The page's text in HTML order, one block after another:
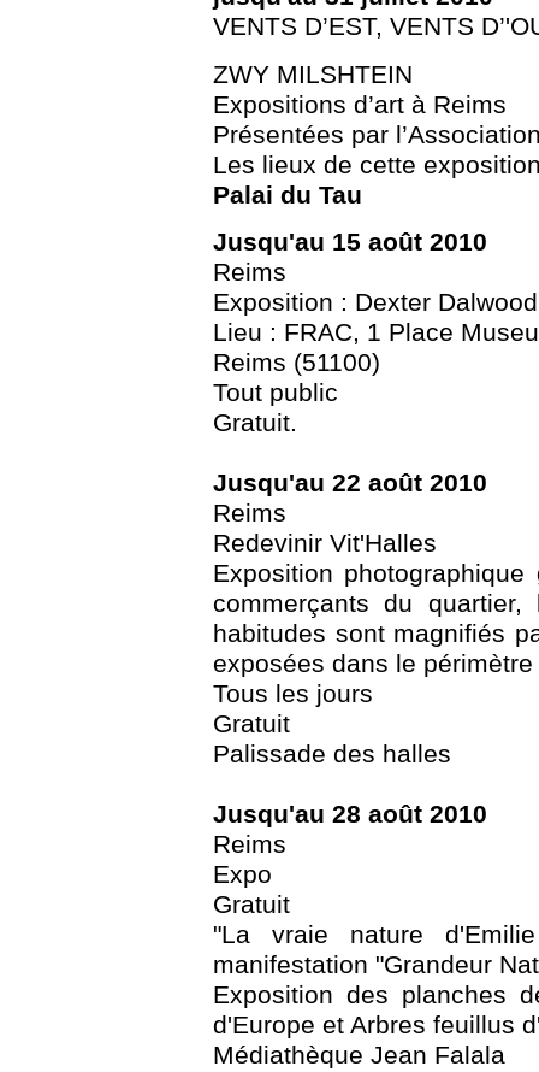
VENTS D’EST, VENTS
ZWY MILSHTEIN
Expositions d’art à Reims
Présentées par
Les lieux de cette
Palai du Tau
Jusqu'au 15 août 2010
Reims
Exposition : Dexter Dalwood
Lieu : FRAC, 1 Place
Reims (51100)
Tout public
Gratuit.
Jusqu'au 22 août 2010
Reims
Redevinir Vit'Halles
Exposition
commerçants du
habitudes sont magnifiés
exposées dans le
Tous les jours
Gratuit
Palissade des halles
Jusqu'au 28 août 2010
Reims
Expo
Gratuit
"La vraie nature
manifestation "Grandeur
Exposition des planches
d'Europe et Arbres feuillus
Médiathèque Jean Falala